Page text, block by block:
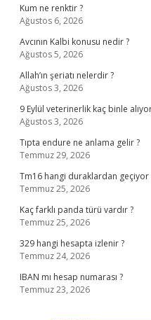
Kum ne renktir ?
Ağustos 6, 2026
Avcının Kalbi konusu nedir ?
Ağustos 5, 2026
Allah’ın şeriatı nelerdir ?
Ağustos 3, 2026
9 Eylül veterinerlik kaç binle
Ağustos 3, 2026
Tıpta endure ne anlama gelir ?
Temmuz 29, 2026
Tm16 hangi duraklardan geçiyor
Temmuz 25, 2026
Kaç farklı panda türü vardır ?
Temmuz 25, 2026
329 hangi hesapta izlenir ?
Temmuz 24, 2026
IBAN mı hesap numarası ?
Temmuz 23, 2026